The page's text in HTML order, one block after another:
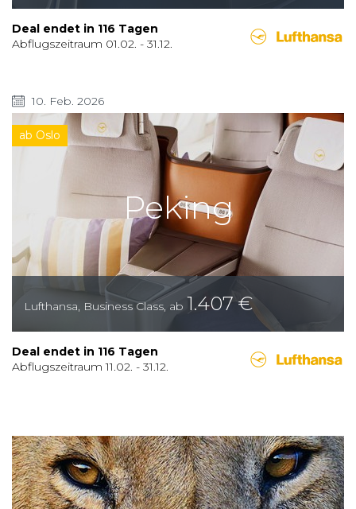
Deal endet in 116 Tagen
Abflugszeitraum 01.02. - 31.12.
10. Feb. 2026
ab Oslo
Peking
Lufthansa, Business Class, ab 1.407 €
Deal endet in 116 Tagen
Abflugszeitraum11.02. - 31.12.